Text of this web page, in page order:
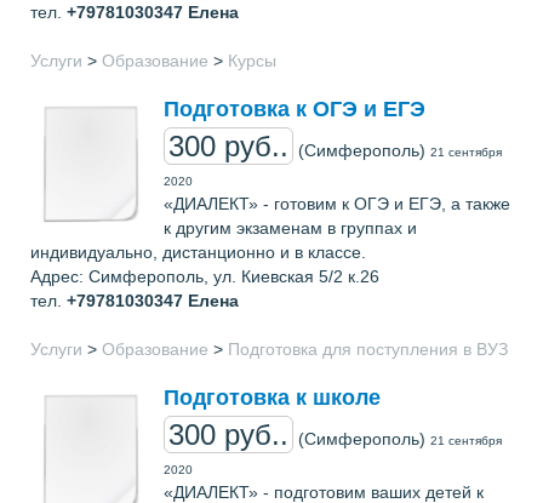
тел. +79781030347 Елена
Услуги > Образование > Курсы
Подготовка к ОГЭ и ЕГЭ
300 руб.. (Симферополь) 21 сентября
2020
«ДИАЛЕКТ» - готовим к ОГЭ и ЕГЭ, а также
к другим экзаменам в группах и
индивидуально, дистанционно и в классе.
Адрес: Cимферополь, ул. Киевская 5/2 к.26
тел. +79781030347 Елена
Услуги > Образование > Подготовка для поступления в ВУЗ
Подготовка к школе
300 руб.. (Симферополь) 21 сентября
2020
«ДИАЛЕКТ» - подготовим ваших детей к